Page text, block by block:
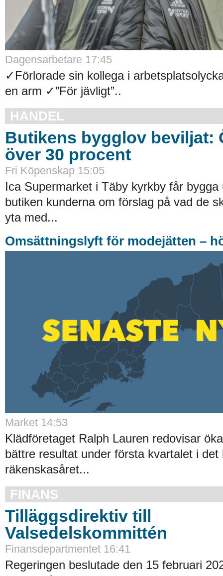
Dagensarbetare 17:45
✓Förlorade sin kollega i
en arm ✓”För jävligt”..
HANDEL
Butikens bygglov beviljat:
över 30 procent
Fri Köpenskap 15:05
Ica Supermarket i Täby kyrkby får bygga
butiken kunderna om förslag på vad de
yta med...
Omsättningslyft för modejätten –
Market 14:53
Klädföretaget Ralph Lauren redovisar
bättre resultat under första kvartalet i det
räkenskasåret...
FINANS
Tilläggsdirektiv till
Valsedelskommittén
Finansdepartmentet 16:41
Regeringen beslutade den 15 februari